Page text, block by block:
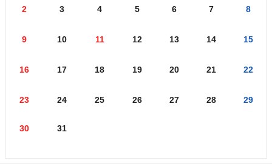
2 3 4 5 6 7 8
9 10 11 12 13 14 15
16 17 18 19 20 21 22
23 24 25 26 27 28 29
30 31